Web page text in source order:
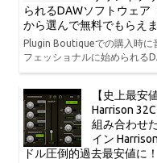
られるDAWソフトウェア
から選んで無料でもらえ
Plugin Boutiqueでの購入時に
フェッショナルに始められる
【史上最安
Harrison
組み合わせ
イン
ドル圧倒的過去最安値に！